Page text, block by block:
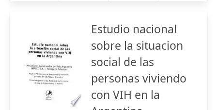
Estudio nacional
sobre la situacion
social de las
personas viviendo
con VIH en la